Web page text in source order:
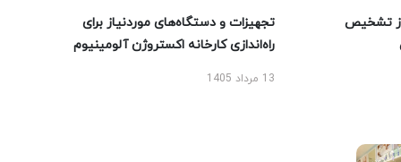
تشخیص
تجهیزات و دستگاه‌های موردنیاز برای
راه‌اندازی کارخانه اکستروژن آلومینیوم
13 مرداد 1405